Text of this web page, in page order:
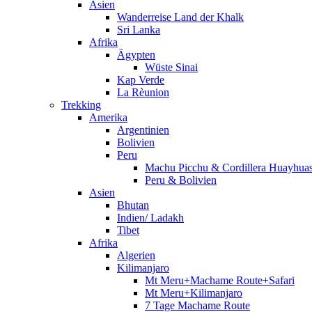
Asien
Wanderreise Land der Khalk
Sri Lanka
Afrika
Ägypten
Wüste Sinai
Kap Verde
La Rèunion
Trekking
Amerika
Argentinien
Bolivien
Peru
Machu Picchu & Cordillera
Peru & Bolivien
Asien
Bhutan
Indien/ Ladakh
Tibet
Afrika
Algerien
Kilimanjaro
Mt Meru+Machame Route+Safari
Mt Meru+Kilimanjaro
7 Tage Machame Route